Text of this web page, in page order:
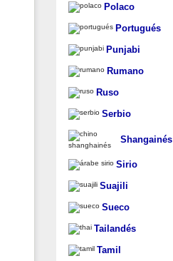
Polaco
Portugués
Punjabi
Rumano
Ruso
Serbio
Shangainés
Sirio
Suajili
Sueco
Tailandés
Tamil